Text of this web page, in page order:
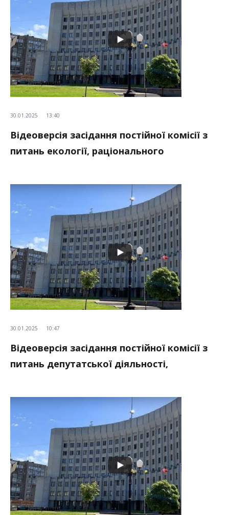
30.01.2025 13:40
Відеоверсія засідання постійної комісії з
питань екології, раціонального
30.01.2025 10:47
Відеоверсія засідання постійної комісії з
питань депутатської діяльності,
людини, законності, боротьби зі
злочинністю та ￼корупцією